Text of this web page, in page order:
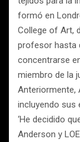
formó en
College of Art,
profesor hasta
concentrarse
miembro de la
Anteriormente,
incluyendo sus
‘He decidido
Anderson y